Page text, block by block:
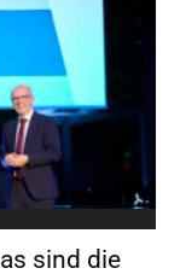
sind die